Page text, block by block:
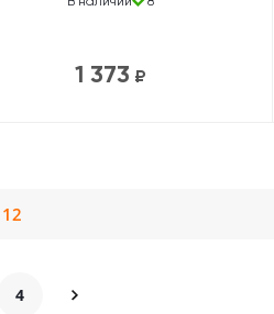
1 373 ₽
4